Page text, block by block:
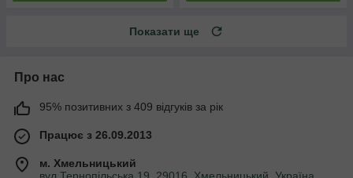
Показати ще
Про нас
95% позитивних з 409 відгуків за рік
Працює з 26.09.2013
м. Хмельницький